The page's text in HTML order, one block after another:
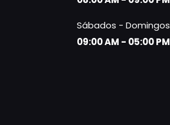
Sábados - Domingos
09:00 AM - 05:00 PM